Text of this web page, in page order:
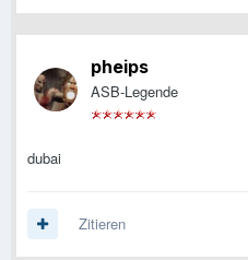
pheips
ASB-Legende
dubai
Zitieren